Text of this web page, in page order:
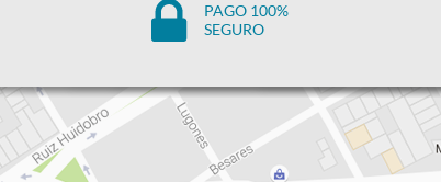
PAGO 100%
SEGURO